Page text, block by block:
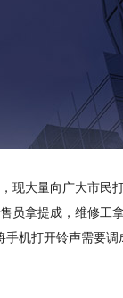
现大量向广大市民
员拿提成，维修工
手机打开铃声需要调